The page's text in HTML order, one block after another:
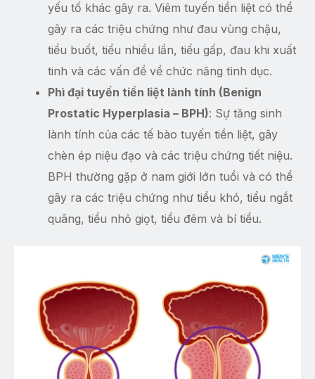
yếu tố khác gây ra. Viêm tuyến tiền liệt có thể
gây ra các triệu chứng như đau vùng chậu,
tiểu buốt, tiểu nhiều lần, tiểu gấp, đau khi xuất
tinh và các vấn đề về chức năng tình dục.
Phì đại tuyến tiền liệt lành tính (Benign
Prostatic Hyperplasia – BPH): Sự tăng sinh
lành tính của các tế bào tuyến tiền liệt, gây
chèn ép niệu đạo và các triệu chứng tiết niệu.
BPH thường gặp ở nam giới lớn tuổi và có thể
gây ra các triệu chứng như tiểu khó, tiểu ngắt
quãng, tiểu nhỏ giọt, tiểu đêm và bí tiểu.